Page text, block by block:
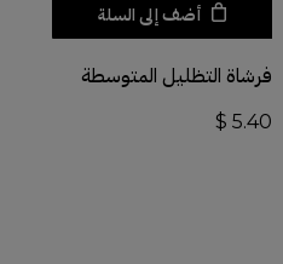
أضف إلى السلة
فرشاة التظليل المتوسطة
$ 5.40